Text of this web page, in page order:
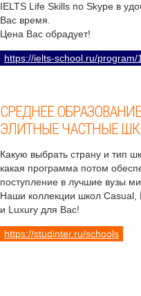
IELTS Life Skills по Skype в
Вас время.
Цена Вас обрадует!
https://ielts-school.ru/program/
СРЕДНЕЕ
ЭЛИТНЫЕ ЧАСТНЫЕ
Какую выбрать страну и тип
какая программа потом
поступление в лучшие вузы
Наши коллекции школ Casual,
и Luxury для Вас!
https://studinter.ru/schools